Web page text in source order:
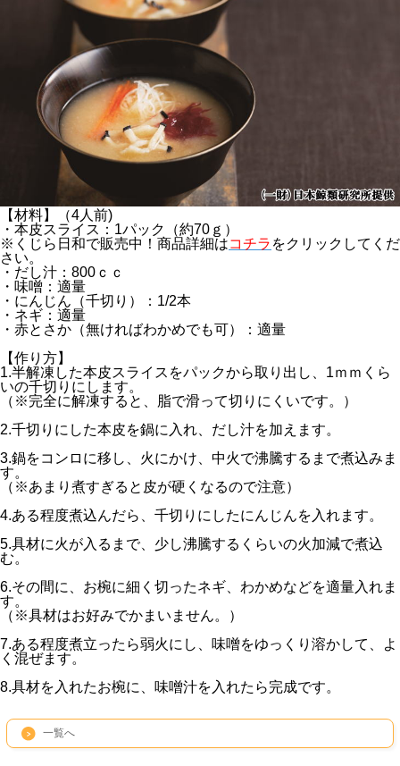
【材料】（4人前)
・本皮スライス：1パック（約70ｇ）
※くじら日和で販売中！商品詳細はコチラ をクリックしてくだ
さい。
・だし汁：800ｃｃ
・味噌：適量
・にんじん（千切り）：1/2本
・ネギ：適量
・赤とさか（無ければわかめでも可）：適量
【作り方】
1.半解凍した本皮スライスをパックから取り出し、1ｍｍくら
いの千切りにします。
（※完全に解凍すると、脂で滑って切りにくいです。）
2.千切りにした本皮を鍋に入れ、だし汁を加えます。
3.鍋をコンロに移し、火にかけ、中火で沸騰するまで煮込みま
す。
（※あまり煮すぎると皮が硬くなるので注意）
4.ある程度煮込んだら、千切りにしたにんじんを入れます。
5.具材に火が入るまで、少し沸騰するくらいの火加減で煮込
む。
6.その間に、お椀に細く切ったネギ、わかめなどを適量入れま
す。
（※具材はお好みでかまいません。）
7.ある程度煮立ったら弱火にし、味噌をゆっくり溶かして、よ
く混ぜます。
8.具材を入れたお椀に、味噌汁を入れたら完成です。
一覧へ